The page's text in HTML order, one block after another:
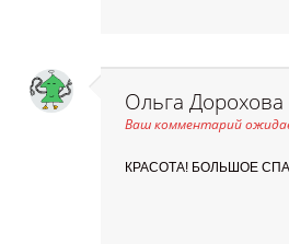
Ольга
Ваш комментарий
КРАСОТА! БОЛЬШОЕ